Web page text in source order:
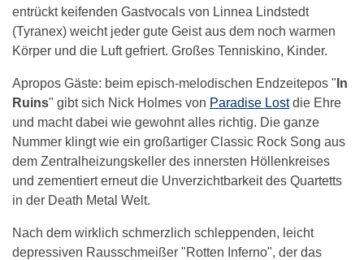
entrückt keifenden Gastvocals von Linnea Lindstedt
(Tyranex) weicht jeder gute Geist aus dem noch warmen
Körper und die Luft gefriert. Großes Tenniskino, Kinder.
Apropos Gäste: beim episch-melodischen Endzeitepos " In
Ruins" gibt sich Nick Holmes von Paradise Lostdie Ehre
und macht dabei wie gewohnt alles richtig. Die ganze
Nummer klingt wie ein großartiger Classic Rock Song aus
dem Zentralheizungskeller des innersten Höllenkreises
und zementiert erneut die Unverzichtbarkeit des Quartetts
in der Death Metal Welt.
Nach dem wirklich schmerzlich schleppenden, leicht
depressiven Rausschmeißer "Rotten Inferno", der das